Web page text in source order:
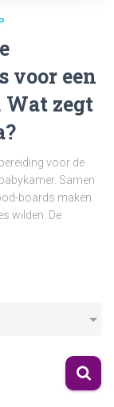
voor een
Wat zegt
voor de
Samen
boards maken.
wilden. De